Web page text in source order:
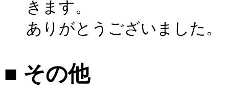
きます。
ありがとうございました。
■ その他